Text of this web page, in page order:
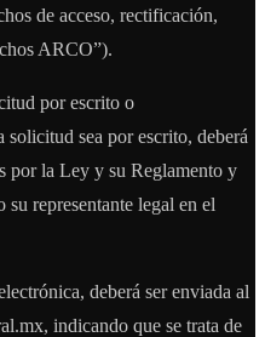
de acceso, rectificación,
ARCO”).
por escrito o
solicitud sea por escrito, deberá
por la Ley y su Reglamento y
su representante legal en el
deberá ser enviada al
indicando que se trata de